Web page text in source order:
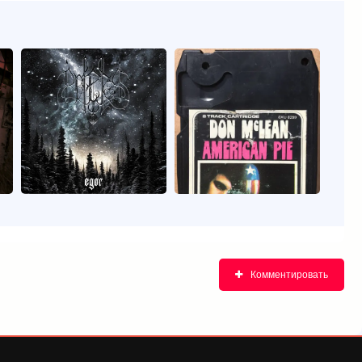
Комментировать